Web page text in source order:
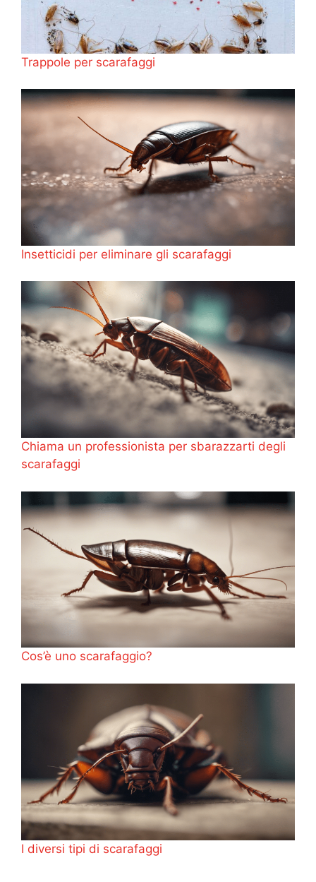
Trappole per scarafaggi
Insetticidi per eliminare gli scarafaggi
Chiama un professionista per sbarazzarti degli
scarafaggi
Cos’è uno scarafaggio?
I diversi tipi di scarafaggi